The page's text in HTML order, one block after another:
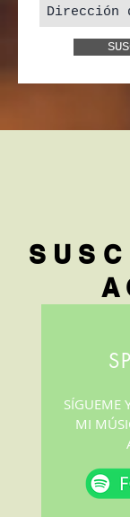
SÍGUEME
MI